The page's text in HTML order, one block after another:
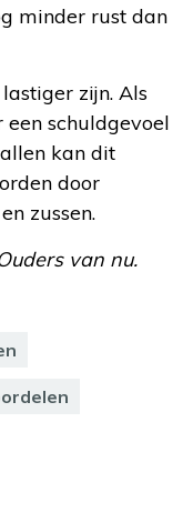
minder rust dan
zijn. Als
schuldgevoel
kan dit
door
zussen.
van nu.